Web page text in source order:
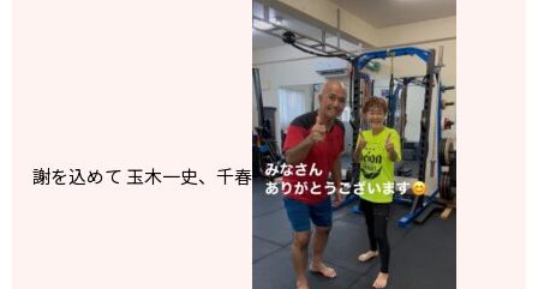
謝を込めて 玉木一史、千春